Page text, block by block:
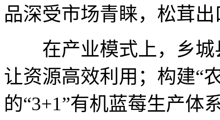
品深受市场青睐，松茸
在产业模式上，乡城
让资源高效利用；构建“
的“3+1”有机蓝莓生产体